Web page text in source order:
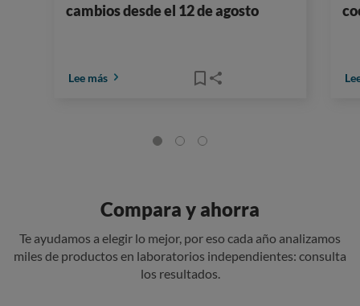
cambios desde el 12 de agosto
Lee más
Compara y ahorra
Te ayudamos a elegir lo mejor, por eso cada año analizamos
miles de productos en laboratorios independientes: consulta
los resultados.